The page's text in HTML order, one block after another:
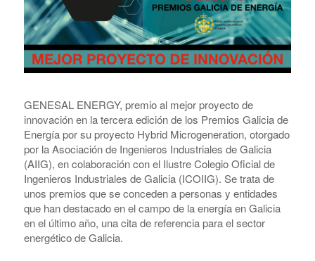
GENESAL ENERGY, premio al mejor proyecto de
innovación en la tercera edición de los Premios Galicia de
Energía por su proyecto Hybrid Microgeneration, otorgado
por la Asociación de Ingenieros Industriales de Galicia
(AIIG), en colaboración con el Ilustre Colegio Oficial de
Ingenieros Industriales de Galicia (ICOIIG). Se trata de
unos premios que se conceden a personas y entidades
que han destacado en el campo de la energía en Galicia
en el último año, una cita de referencia para el sector
energético de Galicia.